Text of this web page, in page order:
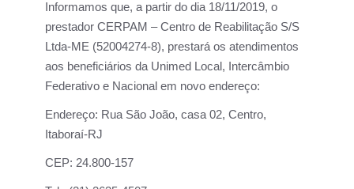
Informamos que, a partir do dia 18/11/2019, o
prestador CERPAM – Centro de Reabilitação S/S
Ltda-ME (52004274-8), prestará os atendimentos
aos beneficiários da Unimed Local, Intercâmbio
Federativo e Nacional em novo endereço:
Endereço: Rua São João, casa 02, Centro,
Itaboraí-RJ
CEP: 24.800-157